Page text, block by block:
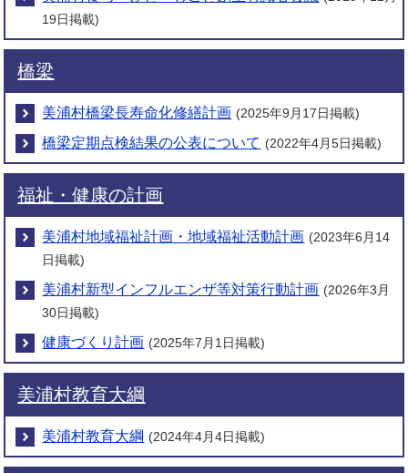
19日掲載)
橋梁
美浦村橋梁長寿命化修繕計画 (2025年9月17日掲載)
橋梁定期点検結果の公表について (2022年4月5日掲載)
福祉・健康の計画
美浦村地域福祉計画・地域福祉活動計画 (2023年6月14
日掲載)
美浦村新型インフルエンザ等対策行動計画 (2026年3月
30日掲載)
健康づくり計画 (2025年7月1日掲載)
美浦村教育大綱
美浦村教育大綱 (2024年4月4日掲載)